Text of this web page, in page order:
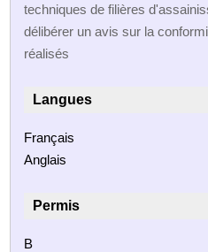
techniques de filières
délibérer un avis sur la
réalisés
Langues
Français
Anglais
Permis
B